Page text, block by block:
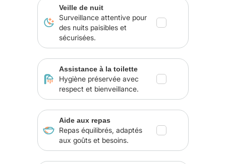
Veille de nuit
Surveillance attentive pour
des nuits paisibles et
sécurisées.
Assistance à la toilette
Hygiène préservée avec
respect et bienveillance.
Aide aux repas
Repas équilibrés, adaptés
aux goûts et besoins.